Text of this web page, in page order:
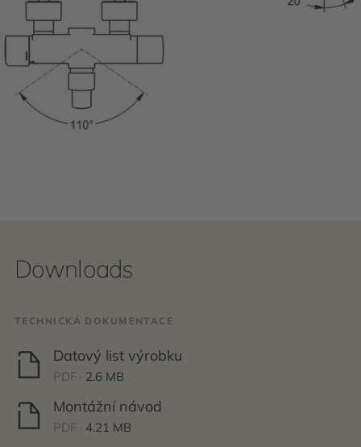
Downloads
TECHNICKÁ DOKUMENTACE
Datový list výrobku
PDF · 2.6 MB
Montážní návod
PDF · 4.21 MB